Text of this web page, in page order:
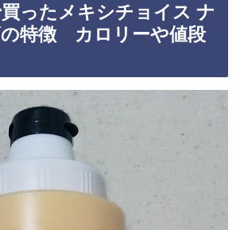
ったメキシチョイス ナ
特徴 カロリーや値段